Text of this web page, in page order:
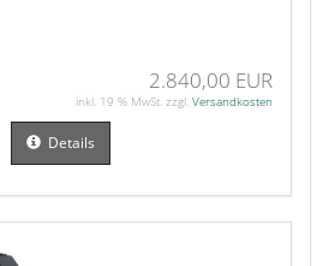
2.840,00 EUR
inkl. 19 % MwSt. zzgl. Versandkosten
Details